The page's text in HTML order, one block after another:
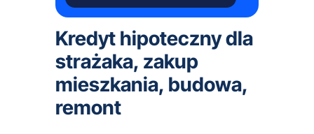
Kredyt hipoteczny dla
strażaka, zakup
mieszkania, budowa,
remont